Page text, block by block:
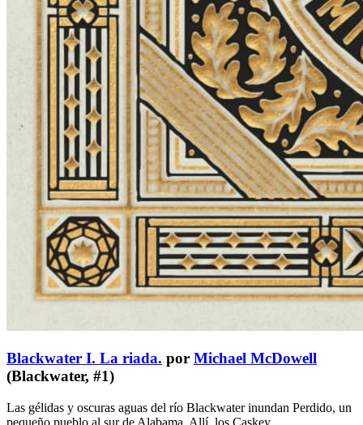
Blackwater I. La riada. por Michael McDowell
(Blackwater, #1)
Las gélidas y oscuras aguas del río Blackwater inundan Perdido, un
pequeño pueblo al sur de Alabama. Allí, los Caskey, …